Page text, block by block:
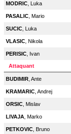
MODRIC , Luka
PASALIC , Mario
SUCIC , Luka
VLASIC , Nikola
PERISIC , Ivan
Attaquant
BUDIMIR , Ante
KRAMARIC , Andrej
ORSIC , Mislav
LIVAJA , Marko
PETKOVIC , Bruno